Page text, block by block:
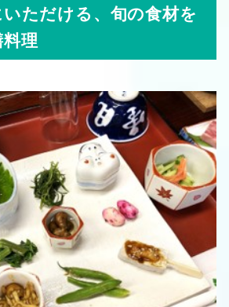
ただける、旬の食材を
理